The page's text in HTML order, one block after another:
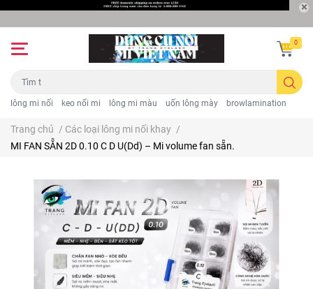
lông mi nối keo nối mi lông mi màu uốn lông mày browlamination
0
Trang chủ / Các loại lông mi nối khay /
MI FAN SẴN 2D 0.10 C D U(Dd) – Mi volume fan sẵn.